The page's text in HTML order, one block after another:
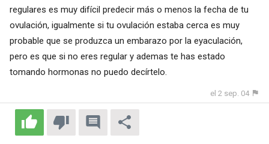
regulares es muy difícil predecir más o menos la fecha de tu
ovulación, igualmente si tu ovulación estaba cerca es muy
probable que se produzca un embarazo por la eyaculación,
pero es que si no eres regular y ademas te has estado
tomando hormonas no puedo decírtelo.
el 2 sep. 04